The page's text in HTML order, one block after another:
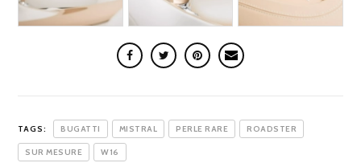
TAGS: BUGATTI MISTRAL PERLE RARE ROADSTER
SUR MESURE W16